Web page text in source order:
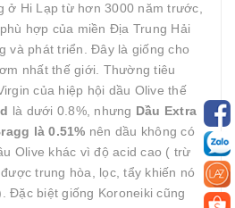
ở Hi Lạp từ hơn 3000 năm trước,
hợp của miền Địa Trung Hải
và phát triển. Đây là giống cho
nhất thế giới. Thường tiêu
của hiệp hội dầu Olive thế
là dưới 0.8%, nhưng Dầu Extra
là 0.51% nên dầu không có
Olive khác vì độ acid cao ( trừ
trung hòa, lọc, tẩy khiến nó
Đặc biệt giống Koroneiki cũng